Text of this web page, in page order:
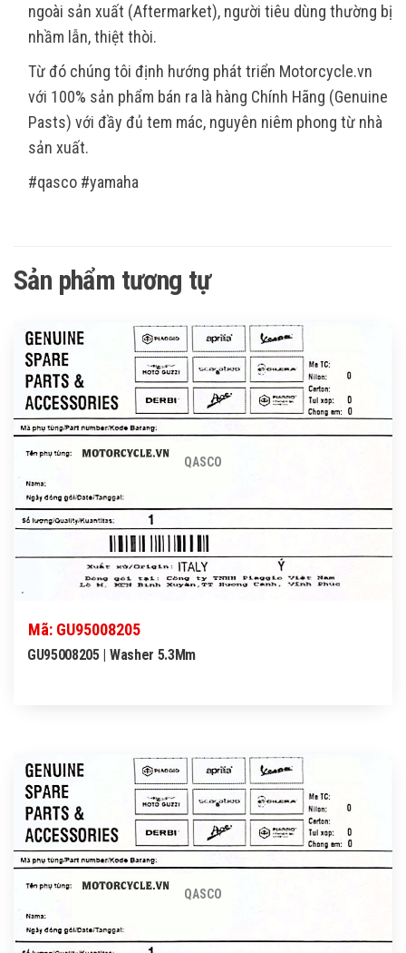
ngoài sản xuất (Aftermarket), người tiêu dùng thường bị
nhầm lẫn, thiệt thòi.
Từ đó chúng tôi định hướng phát triển Motorcycle.vn
với 100% sản phẩm bán ra là hàng Chính Hãng (Genuine
Pasts) với đầy đủ tem mác, nguyên niêm phong từ nhà
sản xuất.
#qasco #yamaha
Sản phẩm tương tự
QASCO
Mã: GU95008205
GU95008205 | Washer 5.3Mm
QASCO